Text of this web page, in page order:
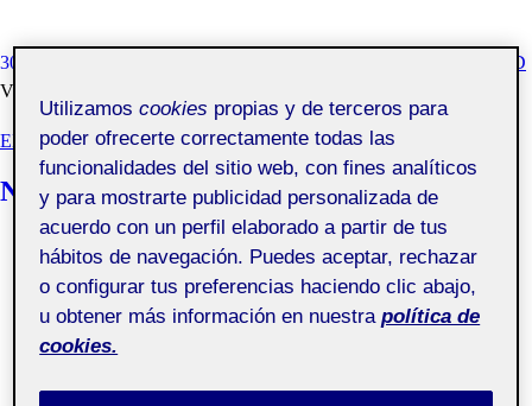
30 SEPTIEMBRE, 2020
MARÍA LAURA VITTAR JORGE SAAD
VISIBILIDAD: PÚBLICA
EL MERCADO DEL DISEÑO
Narita Estudio
Utilizamoscookies propias y de terceros para
poder ofrecerte correctamente todas las
funcionalidades del sitio web, con fines analíticos
y para mostrarte publicidad personalizada de
acuerdo con un perfil elaborado a partir de tus
hábitos de navegación. Puedes aceptar, rechazar
o configurar tus preferencias haciendo clic abajo,
u obtener más información en nuestra política de
cookies.